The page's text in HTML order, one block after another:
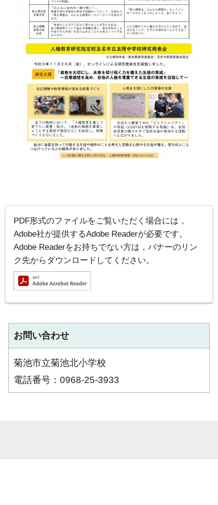
PDF形式のファイルをご覧いただく場合には，
Adobe社が提供するAdobe Readerが必要です。
Adobe Readerをお持ちでない方は，バナーのリン
ク先からダウンロードしてください。
お問い合わせ
菊池市立菊池北小学校
電話番号：0968-25-3933